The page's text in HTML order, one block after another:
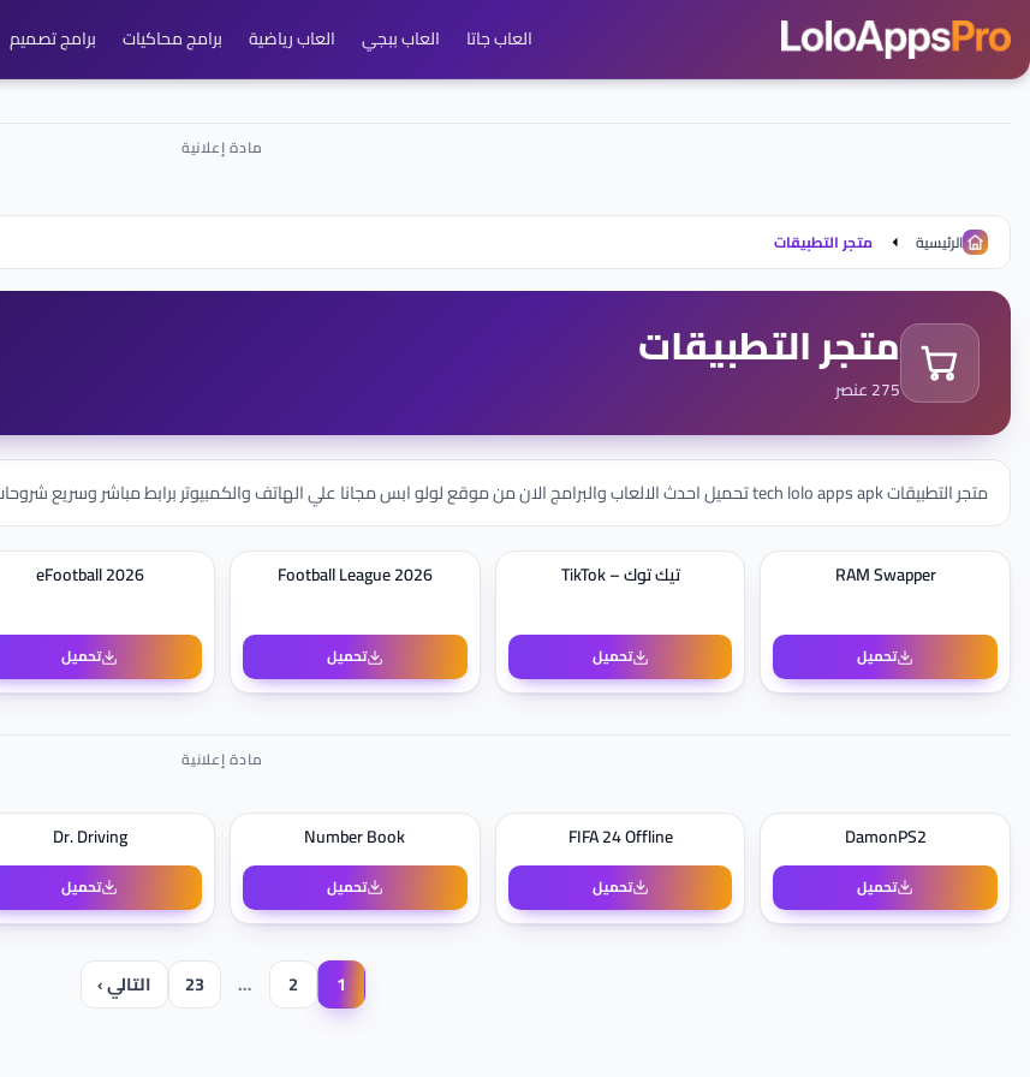
العاب جاتا العاب ببجي العاب رياضية برامج محاكيات برامج تصميم
الرئيسية متجر التطبيقات
متجر التطبيقات
275 عنصر
متجر التطبيقات tech lolo apps apk تحميل احدث الالعاب والبرامج الان من موقع لولو ابس مجانا علي الهاتف والكمبيوتر برابط مباشر وسريع شروحات برامج والعاب
RAM Swapper
تحميل
تيك توك – TikTok
تحميل
Football League 2026
تحميل
eFootball 2026
تحميل
DamonPS2
تحميل
FIFA 24 Offline
تحميل
Number Book
تحميل
Dr. Driving
تحميل
1
2
…
23 التالي ›